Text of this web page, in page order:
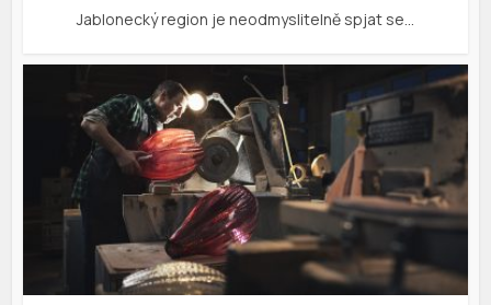
Jablonecký region je neodmyslitelně spjat se…